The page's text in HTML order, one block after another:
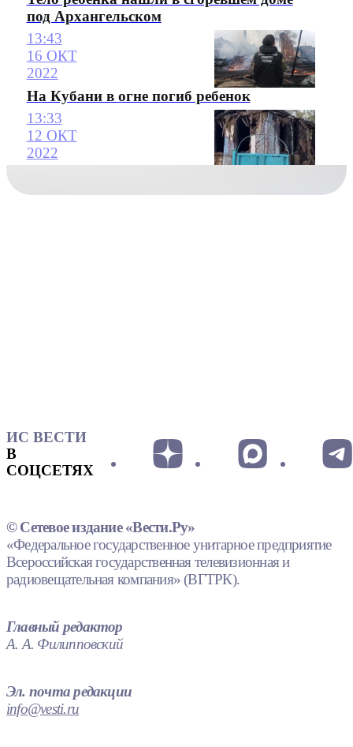
под Архангельском
13:43
16 ОКТ
2022
На Кубани в огне погиб ребенок
13:33
12 ОКТ
2022
ИС ВЕСТИ
В
СОЦСЕТЯХ
© Сетевое издание «Вести.Ру»
«Федеральное государственное унитарное предприятие
Всероссийская государственная телевизионная и
радиовещательная компания» (ВГТРК).
Главный редактор
А. А. Филипповский
Эл. почта редакции
info@vesti.ru